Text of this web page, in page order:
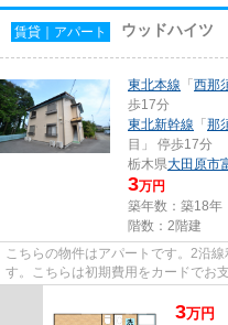
賃貸｜アパート ウッドハイツ
東北本線 「 西那
歩17分
東北新幹線 「 那
目」 停歩17分
栃木県大田原市
3万円
築年数：築18年
階数：2階建
こちらの物件はアパートです。2沿
す。こちらは初期費用をカードでお
3万円